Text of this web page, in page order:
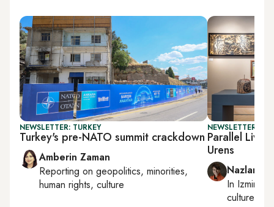
NEWSLETTER: TURKEY
Turkey's pre-NATO summit crackdown
Amberin Zaman
Reporting on geopolitics, minorities,
human rights, culture
NEWSLETTER:
Parallel
Urens
Nazlan
In Izmir
culture